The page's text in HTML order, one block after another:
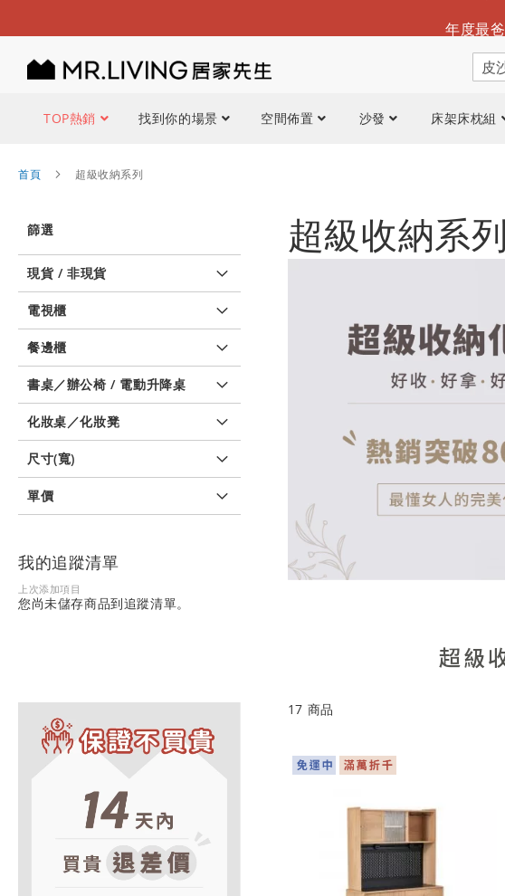
年度最
搜
TOP熱銷 找到你的場景 空間佈置 沙發 床架床枕組
首頁 超級收納系列
超級收納系列
超級
17 商品
篩選
現貨 / 非現貨
電視櫃
餐邊櫃
書桌／辦公椅 / 電動升降桌
化妝桌／化妝凳
尺寸(寬)
單價
我的追蹤清單
上次添加項目
您尚未儲存商品到追蹤清單。